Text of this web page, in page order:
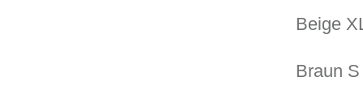
Beige
Braun